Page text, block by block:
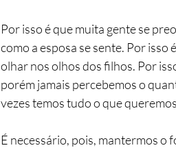
Por isso é que muita gente se
como a esposa se sente. Por isso
olhar nos olhos dos filhos. Por
porém jamais percebemos o
vezes temos tudo o que
É necessário, pois, mantermos o